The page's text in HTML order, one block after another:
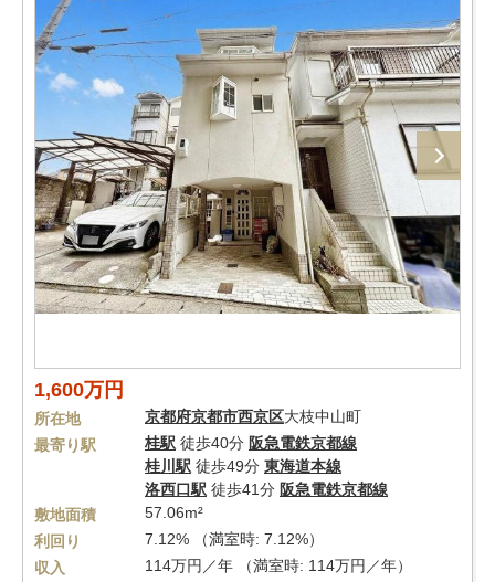
1,600万円
所在地 京都府京都市西京区大枝中山町
最寄り駅
桂駅 徒歩40分 阪急電鉄京都線
桂川駅 徒歩49分 東海道本線
洛西口駅 徒歩41分 阪急電鉄京都線
敷地面積
57.06m²
利回り
7.12% （満室時: 7.12%）
収入
114万円／年 （満室時: 114万円／年）